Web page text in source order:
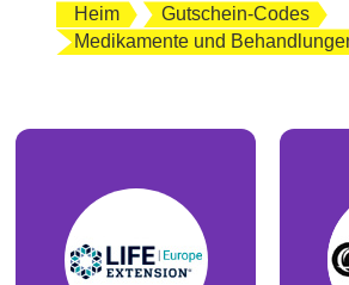
Heim
Gutschein-Codes
Medikamente und